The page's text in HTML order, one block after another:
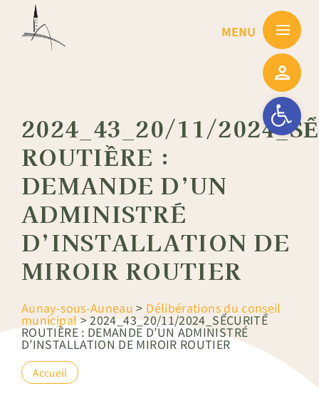
Ouvrir la
2024_43_20/11/
ROUTIỀRE :
DEMANDE D’UN
ADMINISTRÉ
D’INSTALLATION DE
MIROIR ROUTIER
Aunay-sous-Auneau > Délibérations du conseil
municipal>2024_43_20/11/2024_SỂCURITỂ
ROUTIỀRE : DEMANDE D’UN ADMINISTRÉ
D’INSTALLATION DE MIROIR ROUTIER
Accueil